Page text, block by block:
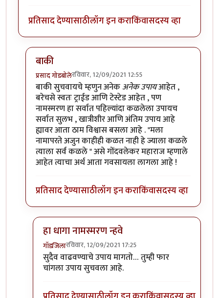
प्रतिसाद देण्यासाठीलॉग इन कराकिंवासदस्य व्हा
बाकी
प्रसाद गोडबोलेरविवार, 12/09/2021 12:55
In reply toवैयक्तिक अनुभव असा आहे कीbyप्रसाद गोडबोले
बाकी सुचवायचे म्हणुन अनेकअनेक उपायआहेत ,
बरेचसे स्वतः ट्राईड आणि टेस्टेड आहेत , पण
नामस्मरण हा सर्वात पहिल्यांदा कळलेला उपायच
सर्वात सुलभ , खात्रीशीर आणि अंतिम उपाय आहे
ह्यावर आता ठाम विश्वास बसला आहे . "मला
नामापरते अजुन काहीही कळत नाही हे ज्याला कळले
त्याला सर्व कळले " असे गोंदवलेकर महाराज म्हणाले
आहेत त्याचा अर्थ आता गवसायला लागला आहे !
प्रतिसाद देण्यासाठीलॉग इन कराकिंवासदस्य व्हा
हा धागा नामस्मरण न्हवे
गॉडजिलारविवार, 12/09/2021 17:25
In reply toबाकीbyप्रसाद गोडबोले
सुदैव वाढवण्याचे उपाय मागतो… तुम्ही फार
चांगला उपाय सुचवला आहे.